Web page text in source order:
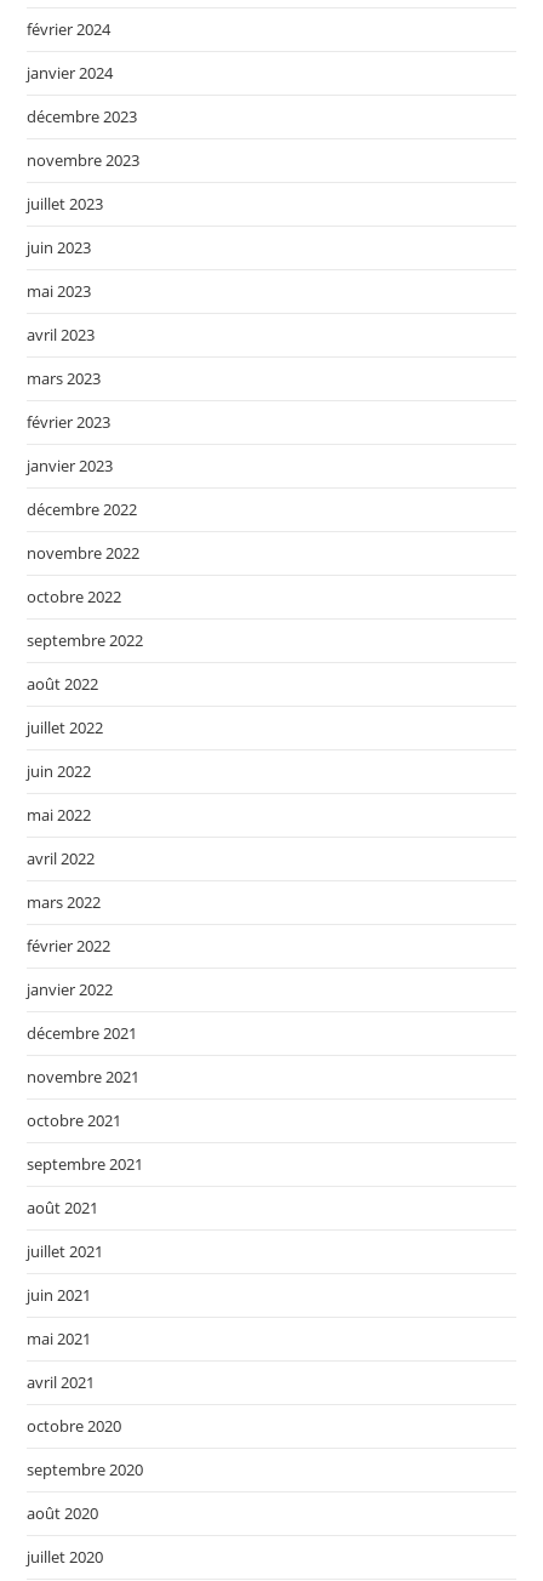
février 2024
janvier 2024
décembre 2023
novembre 2023
juillet 2023
juin 2023
mai 2023
avril 2023
mars 2023
février 2023
janvier 2023
décembre 2022
novembre 2022
octobre 2022
septembre 2022
août 2022
juillet 2022
juin 2022
mai 2022
avril 2022
mars 2022
février 2022
janvier 2022
décembre 2021
novembre 2021
octobre 2021
septembre 2021
août 2021
juillet 2021
juin 2021
mai 2021
avril 2021
octobre 2020
septembre 2020
août 2020
juillet 2020